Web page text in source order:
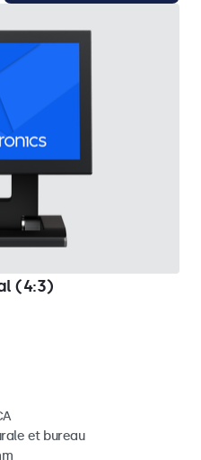
(4:3)
et bureau